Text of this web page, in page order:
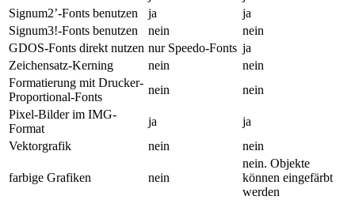
Signum2’-Fonts benutzen
ja
ja
Signum3!-Fonts benutzen
nein
nein
GDOS-Fonts direkt nutzen nur Speedo-Fonts ja
Zeichensatz-Kerning
nein
nein
Formatierung mit Drucker-
Proportional-Fonts
nein
nein
Pixel-Bilder im IMG-
Format
ja
ja
Vektorgrafik
nein nein
farbige Grafiken nein
nein. Objekte
können eingefärbt
werden